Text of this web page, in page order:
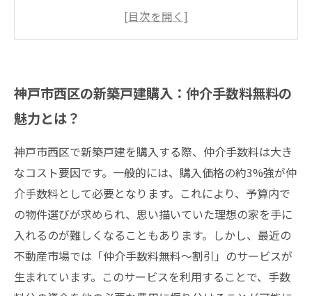
新しい家で新しい生活を！あなたの未来を豊か
神戸市西区の新築戸建購入：仲介手数料無料の
魅力とは？
神戸市西区で新築戸建を購入する際、仲介手数料は大き
なコスト要因です。一般的には、購入価格の約3%強が仲
介手数料として必要となります。これにより、予算内で
の物件選びが求められ、思い描いていた理想の家を手に
入れるのが難しくなることもあります。しかし、最近の
不動産市場では「仲介手数料無料～割引」のサービスが
生まれています。このサービスを利用することで、手数